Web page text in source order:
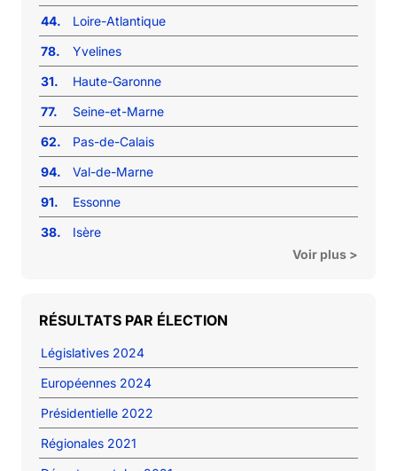
44.
Loire-Atlantique
78.
Yvelines
31.
Haute-Garonne
77.
Seine-et-Marne
62.
Pas-de-Calais
94.
Val-de-Marne
91.
Essonne
38.
Isère
Voir plus >
RÉSULTATS PAR ÉLECTION
Législatives 2024
Européennes 2024
Présidentielle 2022
Régionales 2021